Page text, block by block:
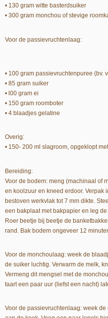
• 130 gram witte basterdsuiker
• 300 gram monchou of stevige
Voor de passievruchtenlaag:
• 100 gram passievruchtenpuree (bv.
• 85 gram suiker
• l00 gram ei
• 150 gram roomboter
• 4 blaadjes gelatine
Overig:
• 150- 200 ml slagroom, opgeklopt
Bereiding:
Voor de bodem: meng (machinaal of
en koolzuur en kneed erdoor. Verpak
bestoven werkvlak tot 7 mm dikte.
een bakplaat met bakpapier en leg
Roer beetje bij beetje de
rand. Bak bodem ongeveer 12
Voor de monchoulaag: week de
de suiker luchtig. Verwarm de melk,
Vermeng dit mengsel met de
taart een paar uur (liefst een nacht)
Voor de passievruchtenlaag: week